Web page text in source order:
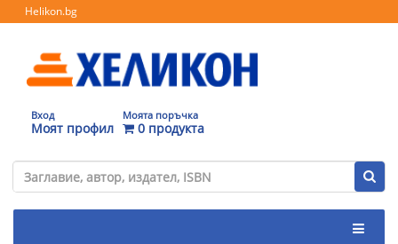
Helikon.bg
Вход
Моят профил
Моята поръчка
0 продукта